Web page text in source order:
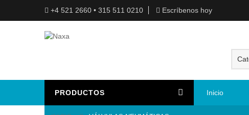
+4 521 2660 • 315 511 0210 Escríbenos hoy
PRODUCTOS Inicio